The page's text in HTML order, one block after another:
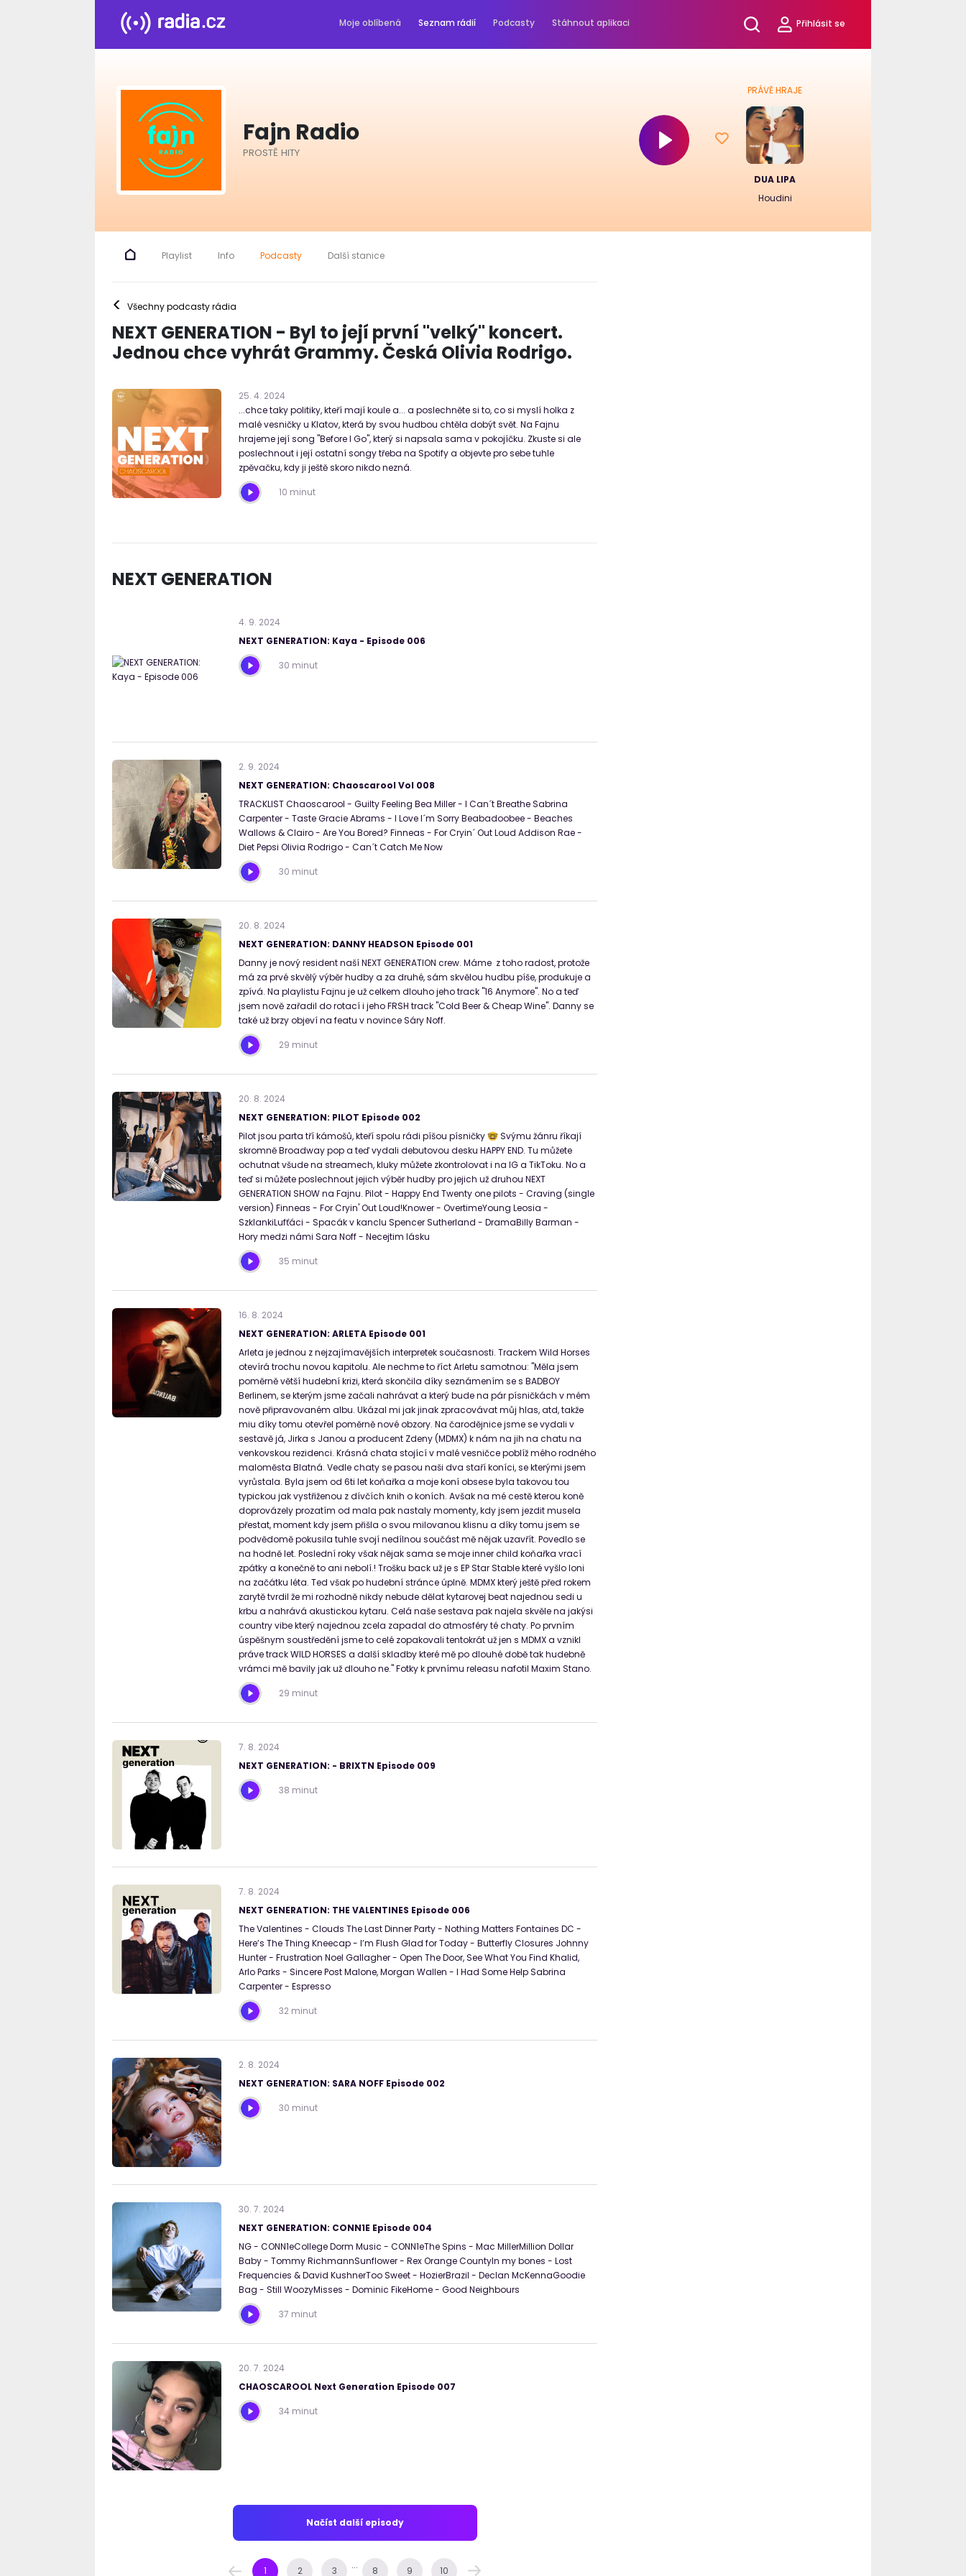
Moje oblíbená Seznam rádií Podcasty Stáhnout aplikaci Přihlásit se
Fajn Radio
PROSTĚ HITY
PRÁVĚ HRAJE
DUA LIPA
Houdini
Playlist Info Podcasty Další stanice
< Všechny podcasty rádia
NEXT GENERATION - Byl to její první "velký" koncert.
Jednou chce vyhrát Grammy. Česká Olivia Rodrigo.
25. 4. 2024
...chce taky politiky, kteří mají koule a... a poslechněte si to, co si myslí holka z
malé vesničky u Klatov, která by svou hudbou chtěla dobýt svět. Na Fajnu
hrajeme její song "Before I Go", který si napsala sama v pokojíčku. Zkuste si ale
poslechnout i její ostatní songy třeba na Spotify a objevte pro sebe tuhle
zpěvačku, kdy ji ještě skoro nikdo nezná.
10 minut
NEXT GENERATION
4. 9. 2024
NEXT GENERATION: Kaya - Episode 006
30 minut
2. 9. 2024
NEXT GENERATION: Chaoscarool Vol 008
TRACKLIST Chaoscarool - Guilty Feeling Bea Miller - I Can´t Breathe Sabrina
Carpenter - Taste Gracie Abrams - I Love I´m Sorry Beabadoobee - Beaches
Wallows & Clairo - Are You Bored? Finneas - For Cryin´ Out Loud Addison Rae -
Diet Pepsi Olivia Rodrigo - Can´t Catch Me Now
30 minut
20. 8. 2024
NEXT GENERATION: DANNY HEADSON Episode 001
Danny je nový resident naší NEXT GENERATION crew. Máme z toho radost, protože
má za prvé skvělý výběr hudby a za druhé, sám skvělou hudbu píše, produkuje a
zpívá. Na playlistu Fajnu je už celkem dlouho jeho track "16 Anymore". No a teď
jsem nově zařadil do rotací i jeho FRSH track "Cold Beer & Cheap Wine". Danny se
také už brzy objeví na featu v novince Sáry Noff.
29 minut
20. 8. 2024
NEXT GENERATION: PILOT Episode 002
Pilot jsou parta tří kámošů, kteří spolu rádi píšou písničky 🤓 Svýmu žánru říkají
skromně Broadway pop a teď vydali debutovou desku HAPPY END. Tu můžete
ochutnat všude na streamech, kluky můžete zkontrolovat i na IG a TikToku. No a
teď si můžete poslechnout jejich výběr hudby pro jejich už druhou NEXT
GENERATION SHOW na Fajnu. Pilot - Happy End Twenty one pilots - Craving (single
version) Finneas - For Cryin' Out Loud!Knower - OvertimeYoung Leosia -
SzklankiLufťáci - Spacák v kanclu Spencer Sutherland - DramaBilly Barman -
Hory medzi námi Sara Noff - Necejtim lásku
35 minut
16. 8. 2024
NEXT GENERATION: ARLETA Episode 001
Arleta je jednou z nejzajímavějších interpretek současnosti. Trackem Wild Horses
otevírá trochu novou kapitolu. Ale nechme to říct Arletu samotnou: "Měla jsem
poměrně větší hudební krizi, která skončila díky seznámením se s BADBOY
Berlinem, se kterým jsme začali nahrávat a který bude na pár písničkách v mém
nově připravovaném albu. Ukázal mi jak jinak zpracovávat můj hlas, atd, takže
miu díky tomu otevřel poměrně nové obzory. Na čarodějnice jsme se vydali v
sestavě já, Jirka s Janou a producent Zdeny (MDMX) k nám na jih na chatu na
venkovskou rezidenci. Krásná chata stojící v malé vesničce poblíž mého rodného
maloměsta Blatná. Vedle chaty se pasou naši dva staří koníci, se kterými jsem
vyrůstala. Byla jsem od 6ti let koňařka a moje koní obsese byla takovou tou
typickou jak vystřiženou z dívčích knih o koních. Avšak na mé cestě kterou koně
doprovázely prozatím od mala pak nastaly momenty, kdy jsem jezdit musela
přestat, moment kdy jsem přišla o svou milovanou klisnu a díky tomu jsem se
podvědomě pokusila tuhle svojí nedílnou součást mě nějak uzavřít. Povedlo se
na hodně let. Poslední roky však nějak sama se moje inner child koňařka vrací
zpátky a konečně to ani nebolí.! Trošku back už je s EP Star Stable které vyšlo loni
na začátku léta. Ted však po hudební stránce úplně. MDMX který ještě před rokem
zarytě tvrdil že mi rozhodně nikdy nebude dělat kytarovej beat najednou sedi u
krbu a nahrává akustickou kytaru. Celá naše sestava pak najela skvěle na jakýsi
country vibe který najednou zcela zapadal do atmosféry té chaty. Po prvním
úspěšnym soustředění jsme to celé zopakovali tentokrát už jen s MDMX a vznikl
práve track WILD HORSES a další skladby které mě po dlouhé době tak hudebně
vrámci mě bavily jak už dlouho ne." Fotky k prvnímu releasu nafotil Maxim Stano.
29 minut
7. 8. 2024
NEXT GENERATION: - BRIXTN Episode 009
38 minut
7. 8. 2024
NEXT GENERATION: THE VALENTINES Episode 006
The Valentines - Clouds The Last Dinner Party - Nothing Matters Fontaines DC -
Here’s The Thing Kneecap - I’m Flush Glad for Today - Butterfly Closures Johnny
Hunter - Frustration Noel Gallagher - Open The Door, See What You Find Khalid,
Arlo Parks - Sincere Post Malone, Morgan Wallen - I Had Some Help Sabrina
Carpenter - Espresso
32 minut
2. 8. 2024
NEXT GENERATION: SARA NOFF Episode 002
30 minut
30. 7. 2024
NEXT GENERATION: CONN1E Episode 004
NG - CONN1eCollege Dorm Music - CONN1eThe Spins - Mac MillerMillion Dollar
Baby - Tommy RichmannSunflower - Rex Orange CountyIn my bones - Lost
Frequencies & David KushnerToo Sweet - HozierBrazil - Declan McKennaGoodie
Bag - Still WoozyMisses - Dominic FikeHome - Good Neighbours
37 minut
20. 7. 2024
CHAOSCAROOL Next Generation Episode 007
34 minut
Načíst další episody
1 2 3 ... 8 9 10